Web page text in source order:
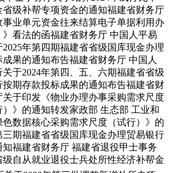
级补帮专项资金的通知福建省财务厅
业单元资金往来结算电子单据利用办
看法的函福建省财务厅 中国人平易
年第四期福建省省级国库现金办理
果的通知布告福建省财务厅 中国人
于2024年第四、五、六期福建省省级
期存款投标成果的通知布告福建省财
于印发《物业办理办事采购需求尺度
）》的通知转发家政部 生态部 工业和
数据核心采购需求尺度（试行）》的
三期福建省省级国库现金办理贸易银行
福建省财务厅 福建省退役甲士事务
级自从就业退役士兵处所性经济补帮金